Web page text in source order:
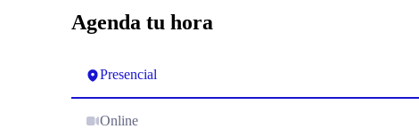
Agenda tu hora
Presencial
Online